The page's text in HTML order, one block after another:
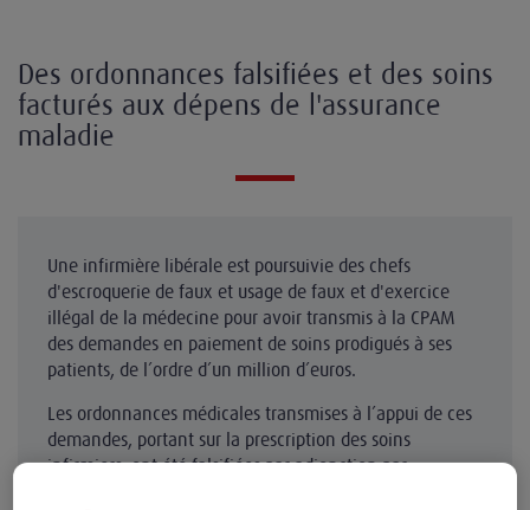
Des ordonnances falsifiées et des soins
facturés aux dépens de l'assurance
maladie
Une infirmière libérale est poursuivie des chefs
d'escroquerie de faux et usage de faux et d'exercice
illégal de la médecine pour avoir transmis à la CPAM
des demandes en paiement de soins prodigués à ses
patients, de l’ordre d’un million d’euros.
Les ordonnances médicales transmises à l’appui de ces
demandes, portant sur la prescription des soins
infirmiers, ont été falsifiées par adjonction par